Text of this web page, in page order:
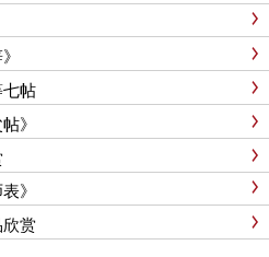
帖
》
》
赏